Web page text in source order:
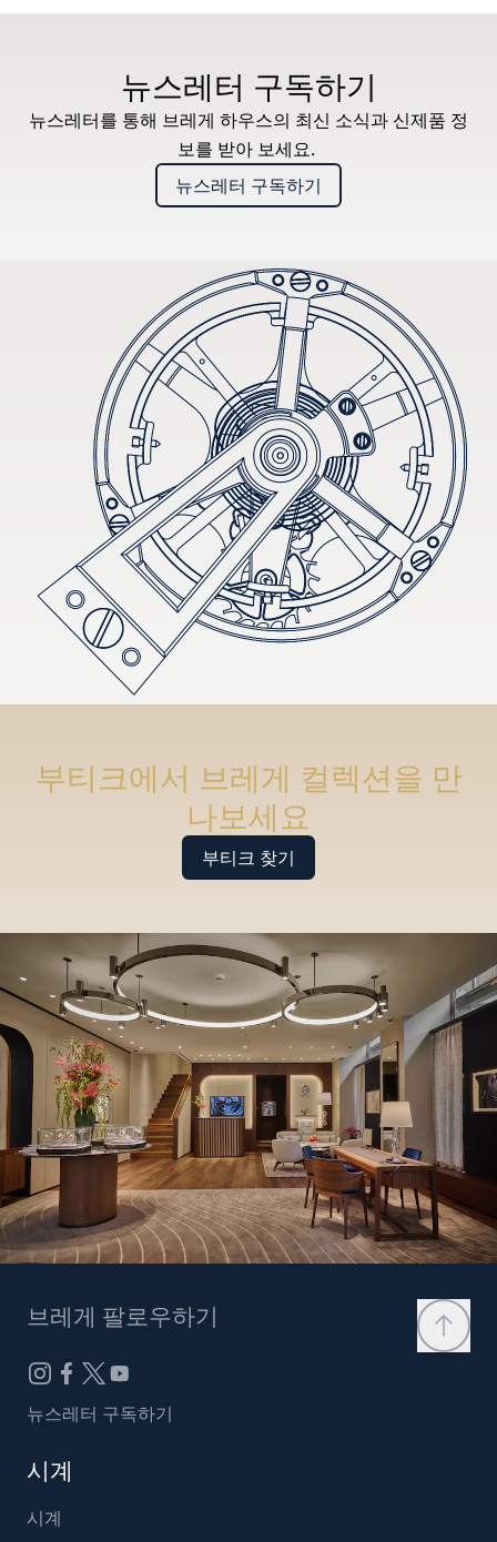
뉴스레터 구독하기
뉴스레터를 통해 브레게 하우스의 최신 소식과 신제품 정
보를 받아 보세요.
뉴스레터 구독하기
부티크에서 브레게 컬렉션을 만
나보세요
부티크 찾기
브레게 팔로우하기
뉴스레터 구독하기
시계
시계